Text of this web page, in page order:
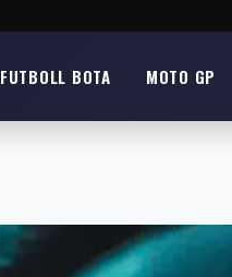
FUTBOLL BOTA MOTO GP